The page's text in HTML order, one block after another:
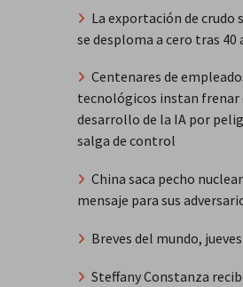
La exportación de crudo
se desploma a cero tras 40
Centenares de
tecnológicos instan frenar
desarrollo de la IA por
salga de control
China saca pecho
mensaje para sus
Breves del mundo,
Steffany Constanza